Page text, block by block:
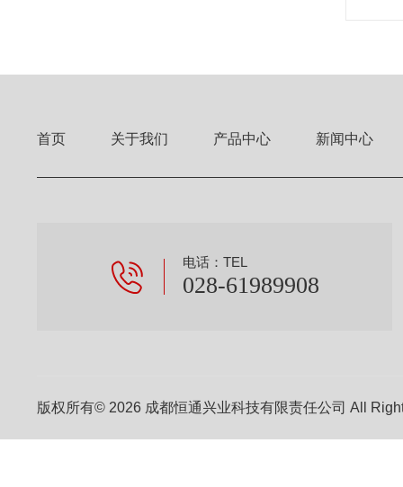
首页 关于我们 产品中心 新闻中心
电话：TEL
028-61989908
版权所有© 2026 成都恒通兴业科技有限责任公司 All